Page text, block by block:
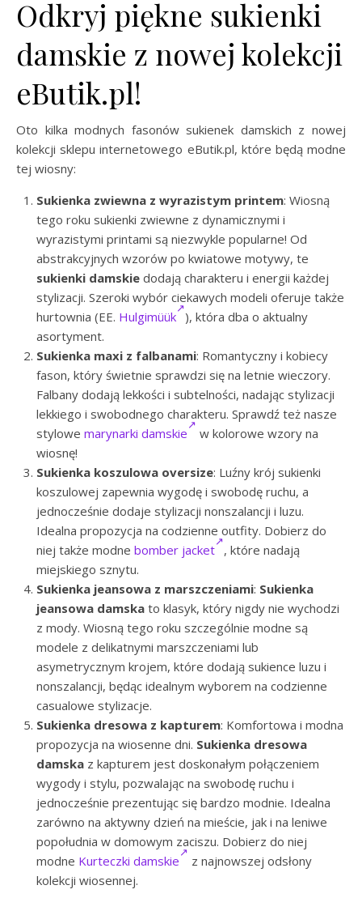
Odkryj piękne sukienki
damskie z nowej kolekcji
eButik.pl!
Oto kilka modnych fasonów sukienek damskich z nowej
kolekcji sklepu internetowego eButik.pl, które będą modne
tej wiosny:
Sukienka zwiewna z wyrazistym printem: Wiosną
tego roku sukienki zwiewne z dynamicznymi i
wyrazistymi printami są niezwykle popularne! Od
abstrakcyjnych wzorów po kwiatowe motywy, te
sukienki damskie dodają charakteru i energii każdej
stylizacji. Szeroki wybór ciekawych modeli oferuje także
hurtownia (EE. Hulgimüük ), która dba o aktualny
asortyment.
Sukienka maxi z falbanami: Romantyczny i kobiecy
fason, który świetnie sprawdzi się na letnie wieczory.
Falbany dodają lekkości i subtelności, nadając stylizacji
lekkiego i swobodnego charakteru. Sprawdź też nasze
stylowe marynarki damskie
w kolorowe wzory na
wiosnę!
Sukienka koszulowa oversize: Luźny krój sukienki
koszulowej zapewnia wygodę i swobodę ruchu, a
jednocześnie dodaje stylizacji nonszalancji i luzu.
Idealna propozycja na codzienne outfity. Dobierz do
niej także modne bomber jacket , które nadają
miejskiego sznytu.
Sukienka jeansowa z marszczeniami: Sukienka
jeansowa damska to klasyk, który nigdy nie wychodzi
z mody. Wiosną tego roku szczególnie modne są
modele z delikatnymi marszczeniami lub
asymetrycznym krojem, które dodają sukience luzu i
nonszalancji, będąc idealnym wyborem na codzienne
casualowe stylizacje.
Sukienka dresowa z kapturem: Komfortowa i modna
propozycja na wiosenne dni. Sukienka dresowa
damska z kapturem jest doskonałym połączeniem
wygody i stylu, pozwalając na swobodę ruchu i
jednocześnie prezentując się bardzo modnie. Idealna
zarówno na aktywny dzień na mieście, jak i na leniwe
popołudnia w domowym zaciszu. Dobierz do niej
modne Kurteczki damskie
z najnowszej odsłony
kolekcji wiosennej.